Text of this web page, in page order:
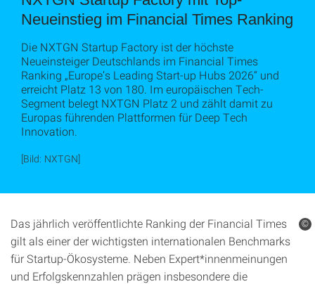
Neueinstieg im Financial Times Ranking
Die NXTGN Startup Factory ist der höchste
Neueinsteiger Deutschlands im Financial Times
Ranking „Europe’s Leading Start-up Hubs 2026“ und
erreicht Platz 13 von 180. Im europäischen Tech-
Segment belegt NXTGN Platz 2 und zählt damit zu
Europas führenden Plattformen für Deep Tech
Innovation.
[Bild: NXTGN]
Das jährlich veröffentlichte Ranking der Financial Times
gilt als einer der wichtigsten internationalen Benchmarks
für Startup-Ökosysteme. Neben Expert*innenmeinungen
und Erfolgskennzahlen prägen insbesondere die
©